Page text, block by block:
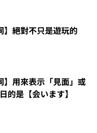
】絕對不只是遊玩的
】用來表示「見面」或
的是【会います】